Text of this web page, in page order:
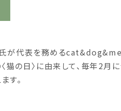
氏が代表を務める
猫の日〉に由来して、毎年2月
す。